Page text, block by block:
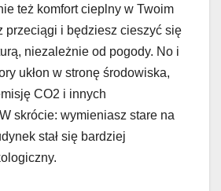
też komfort cieplny w Twoim
przeciągi i będziesz cieszyć się
niezależnie od pogody. No i
ukłon w stronę środowiska,
CO2 i innych
skrócie: wymieniasz stare na
stał się bardziej